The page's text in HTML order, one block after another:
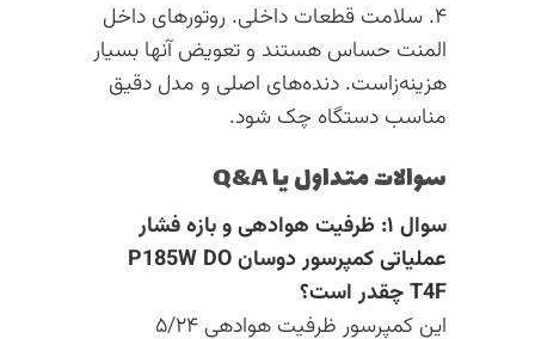
۴. سلامت قطعات داخلی. روتورهای داخل
المنت حساس هستند و تعویض آنها بسیار
هزینه‌زاست. دنده‌های اصلی و مدل دقیق
مناسب دستگاه چک شود.
سوالات متداول یا Q&A
سوال ۱: ظرفیت هوادهی و بازه فشار
عملیاتی کمپرسور دوسان P185W DO
T4F چقدر است؟
این کمپرسور ظرفیت هوادهی ۵/۲۴